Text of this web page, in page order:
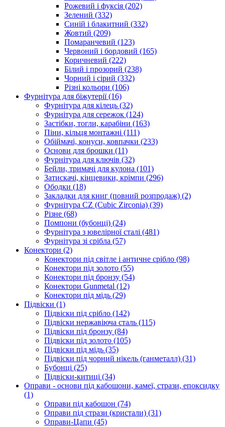
Рожевий і фуксія (202)
Зелений (332)
Синій і блакитний (332)
Жовтий (209)
Помаранчевий (123)
Червоний і бордовий (165)
Коричневий (222)
Білий і прозорий (238)
Чорний і сірий (332)
Різні кольори (106)
Фурнітура для біжутерії(16)
Фурнітура для кілець (32)
Фурнітура для сережок (124)
Застібки, тогли, карабіни (163)
Піни, кільця монтажні (111)
Обіймачі, конуси, ковпачки (233)
Основи для брошки (11)
Фурнітура для ключів (32)
Бейли, тримачі для кулона (101)
Затискачі, кінцевики, крімпи (296)
Ободки (18)
Закладки для книг (повний розпродаж) (2)
Фурнітура CZ (Cubic Zirconia) (39)
Різне (68)
Помпони (бубонці) (24)
Фурнітура з ювелірної сталі (481)
Фурнітура зі срібла (57)
Конектори (2)
Конектори під світле і античне срібло (98)
Конектори під золото (55)
Конектори під бронзу (54)
Конектори Gunmetal (12)
Конектори під мідь (29)
Підвіски (1)
Підвіски під срібло (142)
Підвіски нержавіюча сталь (115)
Підвіски під бронзу (84)
Підвіски під золото (105)
Підвіски під мідь (35)
Підвіски під чорний нікель (ганметалл) (31)
Бубонці (25)
Підвіски-китиці (34)
Оправи - основи під кабошони, камеї, стрази, епоксидку
(1)
Оправи під кабошон (74)
Оправи під стрази (кристали) (31)
Оправи-Цапи (45)